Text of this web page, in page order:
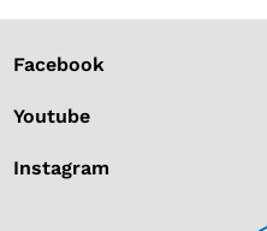
Facebook
Youtube
Instagram